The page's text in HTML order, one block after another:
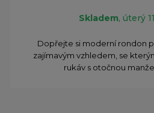
Skladem, úterý
Dopřejte si moderní rondon
zajímavým vzhledem, se
rukáv s otočnou